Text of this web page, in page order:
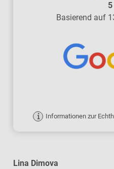
5
Basierend auf
Informationen zur
Lina Dimova